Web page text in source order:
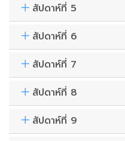
สัปดาห์ที่ 5
สัปดาห์ที่ 6
สัปดาห์ที่ 7
สัปดาห์ที่ 8
สัปดาห์ที่ 9